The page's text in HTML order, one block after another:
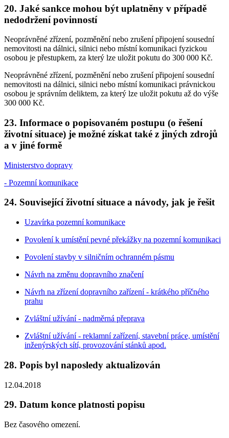
20. Jaké sankce mohou být uplatněny v případě
nedodržení povinností
Neoprávněné zřízení, pozměnění nebo zrušení připojení sousední
nemovitosti na dálnici, silnici nebo místní komunikaci fyzickou
osobou je přestupkem, za který lze uložit pokutu do 300 000 Kč.
Neoprávněné zřízení, pozměnění nebo zrušení připojení sousední
nemovitosti na dálnici, silnici nebo místní komunikaci právnickou
osobou je správním deliktem, za který lze uložit pokutu až do výše
300 000 Kč.
23. Informace o popisovaném postupu (o řešení
životní situace) je možné získat také z jiných zdrojů
a v jiné formě
Ministerstvo dopravy
- Pozemní komunikace
24. Související životní situace a návody, jak je řešit
Uzavírka pozemní komunikace
Povolení k umístění pevné překážky na pozemní komunikaci
Povolení stavby v silničním ochranném pásmu
Návrh na změnu dopravního značení
Návrh na zřízení dopravního zařízení - krátkého příčného
prahu
Zvláštní užívání - nadměrná přeprava
Zvláštní užívání - reklamní zařízení, stavební práce, umístění
inženýrských sítí, provozování stánků apod.
28. Popis byl naposledy aktualizován
12.04.2018
29. Datum konce platnosti popisu
Bez časového omezení.